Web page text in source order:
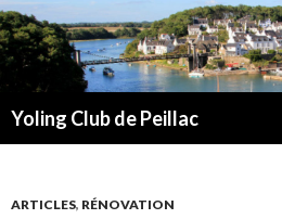
Yoling Club de Peillac
ARTICLES, RÉNOVATION